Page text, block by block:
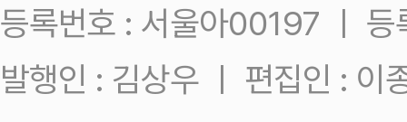
등록번호 : 서울아00197 ㅣ
발행인 : 김상우 ㅣ 편집인 : 이